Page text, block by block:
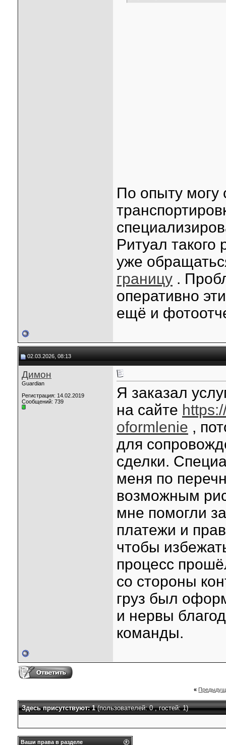
По опыту могу
Ритуал такого
уже
границу .
оперативно
ещё и
02.03.2026, 08:13
Димон
Guardian
Регистрация: 14.02.2019
Сообщений: 739
Я заказал
на сайте
oformlenie ,
для
сделки.
меня по
возможным
мне помогли
платежи и
чтобы
процесс
со стороны
груз был
и нервы
команды.
«
Здесь присутствуют: 1(пользователей: 0 , гостей: 1)
Ваши права в разделе